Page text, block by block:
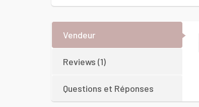
Vendeur
Reviews (1)
Questions et Réponses